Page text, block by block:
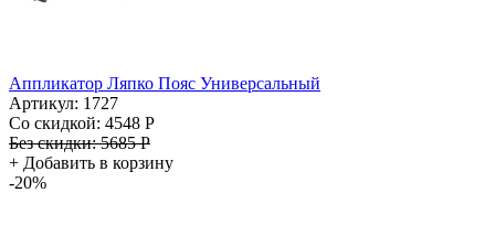
Аппликатор Ляпко Пояс Универсальный
Артикул: 1727
Со скидкой: 4548 Р
Без скидки:5685 Р
+ Добавить в корзину
-20%